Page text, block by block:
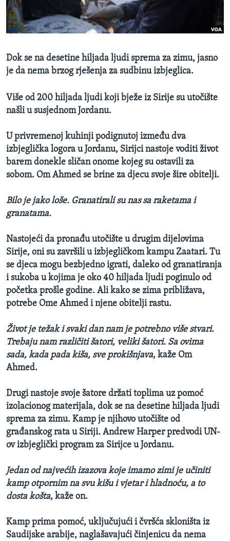
MAGAZIN
O GLASU AMERIKE
Learning English
Jezici
Dok se na desetine hiljada ljudi sprema za zimu, jasno
je da nema brzog rješenja za sudbinu izbjeglica.
Više od 200 hiljada ljudi koji bježe iz Sirije su utočište
našli u susjednom Jordanu.
U privremenoj kuhinji podignutoj između dva
izbjeglička logora u Jordanu, Sirijci nastoje voditi život
barem donekle sličan onome kojeg su ostavili za
sobom. Om Ahmed se brine za djecu svoje šire obitelji.
Bilo je jako loše. Granatirali su nas sa raketama i
granatama.
Nastojeći da pronađu utočište u drugim dijelovima
Sirije, oni su završili u izbjegličkom kampu Zaatari. Tu
se djeca mogu bezbjedno igrati, daleko od granatiranja
i sukoba u kojima je oko 40 hiljada ljudi poginulo od
početka prošle godine. Ali kako se zima približava,
potrebe Ome Ahmed i njene obitelji rastu.
Život je težak i svaki dan nam je potrebno više stvari.
Trebaju nam različiti šatori, veliki šatori. Sa ovima
sada, kada pada kiša, sve prokišnjava, kaže Om
Ahmed.
Drugi nastoje svoje šatore držati toplima uz pomoć
izolacionog materijala, dok se na desetine hiljada ljudi
sprema za zimu. Kamp je njihovo utočište od
građanskog rata u Siriji. Andrew Harper predvodi UN-
ov izbjeglički program za Sirijce u Jordanu.
Jedan od najvećih izazova koje imamo zimi je učiniti
kamp otpornim na svu kišu i vjetar i hladnoću, a to
dosta košta, kaže on.
Kamp prima pomoć, uključujući i čvršća skloništa iz
Saudijske arabije, naglašavajući činjenicu da nema